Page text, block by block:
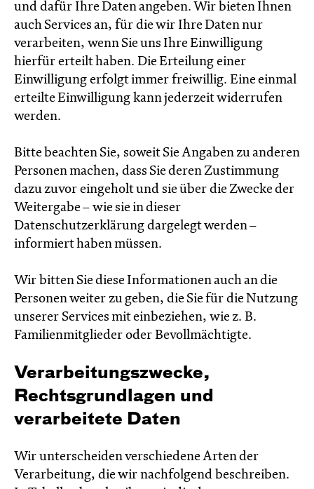
und dafür Ihre Daten angeben. Wir bieten Ihnen
auch Services an, für die wir Ihre Daten nur
verarbeiten, wenn Sie uns Ihre Einwilligung
hierfür erteilt haben. Die Erteilung einer
Einwilligung erfolgt immer freiwillig. Eine einmal
erteilte Einwilligung kann jederzeit widerrufen
werden.
Bitte beachten Sie, soweit Sie Angaben zu anderen
Personen machen, dass Sie deren Zustimmung
dazu zuvor eingeholt und sie über die Zwecke der
Weitergabe – wie sie in dieser
Datenschutzerklärung dargelegt werden –
informiert haben müssen.
Wir bitten Sie diese Informationen auch an die
Personen weiter zu geben, die Sie für die Nutzung
unserer Services mit einbeziehen, wie z. B.
Familienmitglieder oder Bevollmächtigte.
Verarbeitungszwecke,
Rechtsgrundlagen und
verarbeitete Daten
Wir unterscheiden verschiedene Arten der
Verarbeitung, die wir nachfolgend beschreiben.